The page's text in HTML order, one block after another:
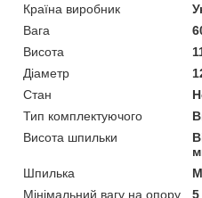
Країна виробник
Вага
Висота
Діаметр
Стан
Тип комплектуючого
Висота шпильки
Шпилька
Мінімальний вагу на опору
5